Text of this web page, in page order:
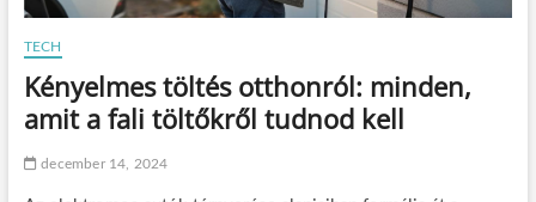
TECH
Kényelmes töltés otthonról: minden,
amit a fali töltőkről tudnod kell
december 14, 2024